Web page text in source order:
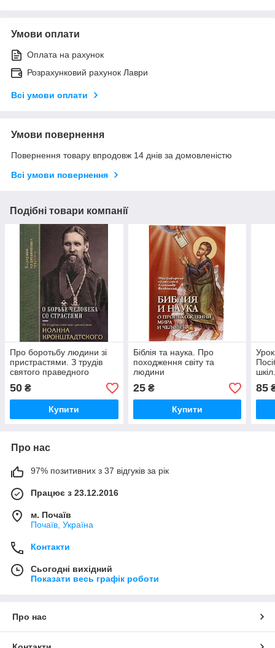
Умови оплати
Оплата на рахунок
Розрахунковий рахунок Лаври
Всі умови оплати
Умови повернення
Повернення товару впродовж 14 днів за домовленістю
Всі умови повернення
Подібні товари компанії
Про боротьбу людини зі
пристрастями. З трудів
святого праведного
І.Кронштадтського
50 ₴
Купити
Біблія та наука. Про
походження світу та
людини
25₴
Купити
85
Про нас
97% позитивних з 37 відгуків за рік
Працює з 23.12.2016
м. Почаїв
Почаїв, Україна
Контакти
Сьогодні вихідний
Показати весь графік роботи
Про нас